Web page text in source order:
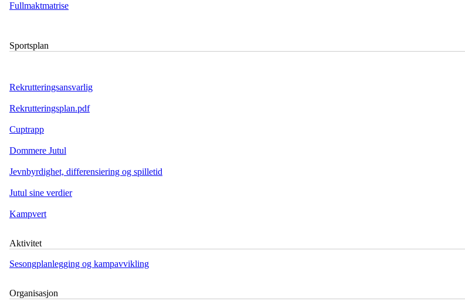
Fullmaktmatrise
Sportsplan
Rekrutteringsansvarlig
Rekrutteringsplan.pdf
Cuptrapp
Dommere Jutul
Jevnbyrdighet, differensiering og spilletid
Jutul sine verdier
Kampvert
Aktivitet
Sesongplanlegging og kampavvikling
Organisasjon